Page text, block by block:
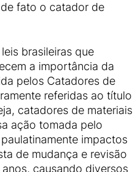
fato o catador de
brasileiras que
a importância da
pelos Catadores de
referidas ao título
catadores de materiais
ação tomada pelo
impactos
de mudança e revisão
causando diversos